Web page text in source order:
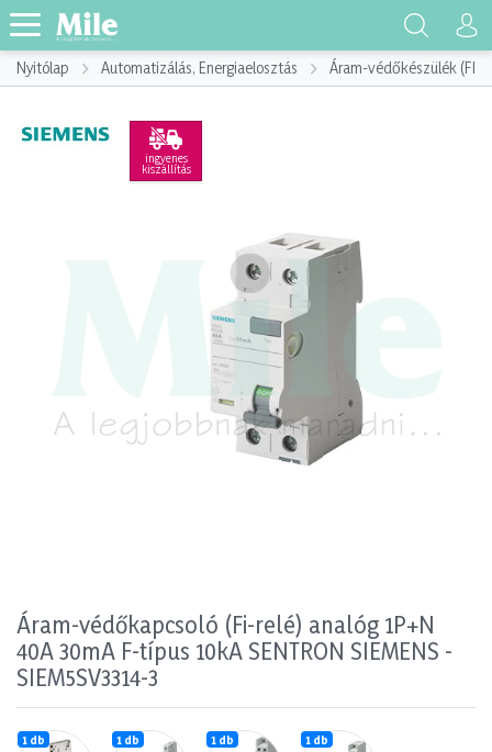
Nyitólap Automatizálás, Energiaelosztás Áram-védőkészülék (FI)
ingyenes
kiszállítás
Áram-védőkapcsoló (Fi-relé) analóg 1P+N
40A 30mA F-típus 10kA SENTRON SIEMENS -
SIEM5SV3314-3
1 db 1 db 1 db 1 db